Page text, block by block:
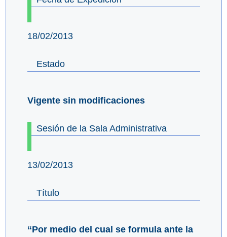
18/02/2013
Estado
Vigente sin modificaciones
Sesión de la Sala Administrativa
13/02/2013
Título
“Por medio del cual se formula ante la